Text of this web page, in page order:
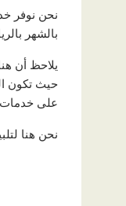
بالشهر
يلاحظ أن
حيث تكون
على خدمات
نحن هنا